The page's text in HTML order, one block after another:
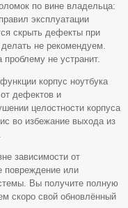
по вине владельца:
эксплуатации
скрыть дефекты при
не рекомендуем.
не устранит.
корпус ноутбука
дефектов и
целостности корпуса
во избежание выхода из
зависимости от
повреждение или
Вы получите полную
скоро свой обновлённый